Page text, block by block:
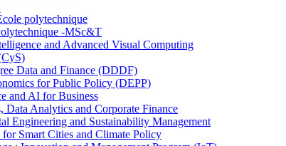
polytechnique
-MSc&T
and Advanced Visual Computing
Data and Finance (DDDF)
for Public Policy (DEPP)
and AI for Business
Analytics and Corporate Finance
Engineering and Sustainability Management
Smart Cities and Climate Policy